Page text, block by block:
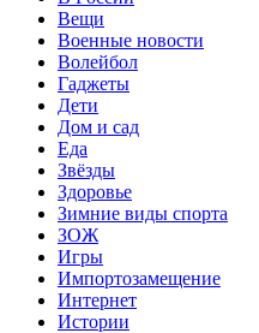
Вещи
Военные новости
Волейбол
Гаджеты
Дети
Дом и сад
Еда
Звёзды
Здоровье
Зимние виды спорта
ЗОЖ
Игры
Импортозамещение
Интернет
Истории